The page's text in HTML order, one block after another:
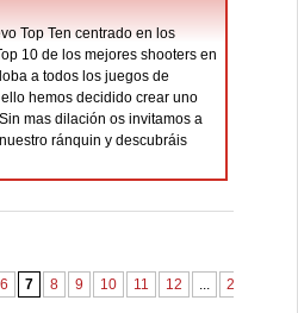
Top Ten centrado en los
10 de los mejores shooters en
a todos los juegos de
hemos decidido crear uno
mas dilación os invitamos a
ránquin y descubráis
6 7 8 9 10 11 12 ... 20